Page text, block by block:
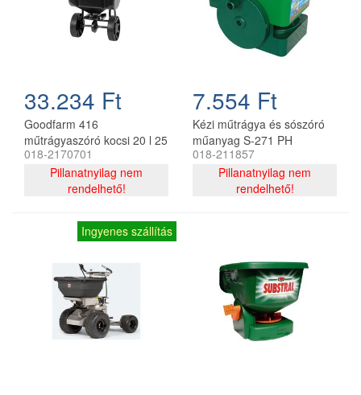
33.234 Ft
Goodfarm 416
műtrágyaszóró kocsi 20 l 25
kg teherbírás
018-2170701
Pillanatnyilag nem
rendelhető!
7.554 Ft
Kézi műtrágya és sószóró
műanyag S-271 PH
018-211857
Pillanatnyilag nem
rendelhető!
Ingyenes szállítás